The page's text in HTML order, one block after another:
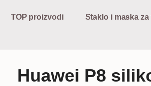
TOP proizvodi Staklo i maska za
Huawei P8